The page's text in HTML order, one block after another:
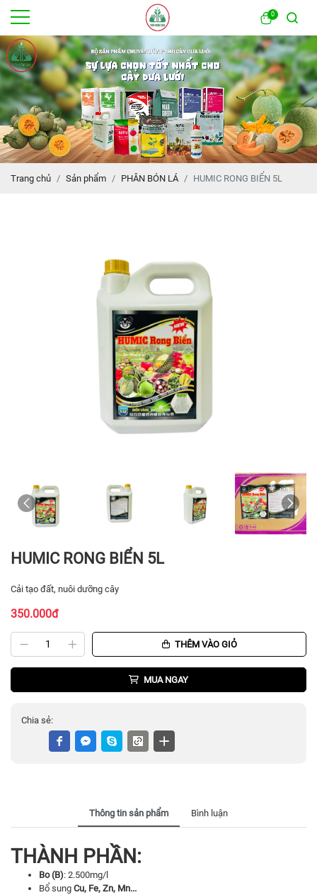
0
Trang chủ Sản phẩm PHÂN BÓN LÁ HUMIC RONG BIỂN 5L
HUMIC RONG BIỂN 5L
Cải tạo đất, nuôi dưỡng cây
350.000đ
THÊM VÀO GIỎ
MUA NGAY
Chia sẻ:
Thông tin sản phẩm Bình luận
THÀNH PHẦN:
Bo (B): 2.500mg/l
Bổ sung Cu, Fe, Zn, Mn...